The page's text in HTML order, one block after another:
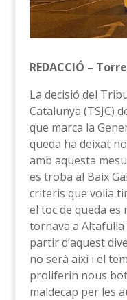
REDACCIÓ –
La decisió del
Catalunya (TSJC)
que marca la
queda ha deixat
amb aquesta
es troba al Baix
criteris que volia
el toc de queda es
tornava a
partir d’aquest
no serà així i el
proliferin nous
maldecap per les